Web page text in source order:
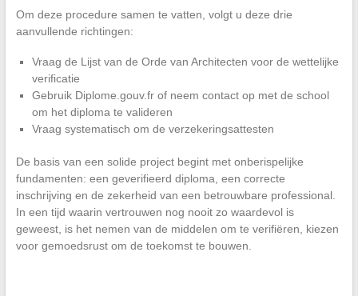
Om deze procedure samen te vatten, volgt u deze drie
aanvullende richtingen:
Vraag de Lijst van de Orde van Architecten voor de wettelijke
verificatie
Gebruik Diplome.gouv.fr of neem contact op met de school
om het diploma te valideren
Vraag systematisch om de verzekeringsattesten
De basis van een solide project begint met onberispelijke
fundamenten: een geverifieerd diploma, een correcte
inschrijving en de zekerheid van een betrouwbare professional.
In een tijd waarin vertrouwen nog nooit zo waardevol is
geweest, is het nemen van de middelen om te verifiëren, kiezen
voor gemoedsrust om de toekomst te bouwen.